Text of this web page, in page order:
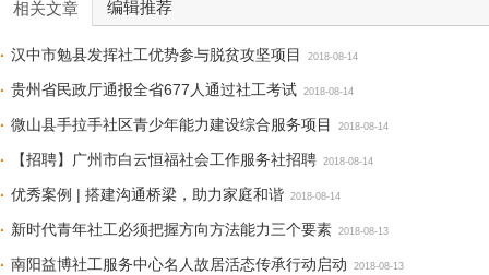
相关文章 编辑推荐
汉中市勉县发挥社工优势参与脱贫攻坚项目 2018-08-14
贵州省民政厅通报全省677人通过社工考试 2018-08-14
微山县手拉手社区青少年能力建设综合服务项目 2018-08-14
【招聘】广州市白云恒福社会工作服务社招聘 2018-08-14
优秀案例 | 搭建沟通桥梁，助力家庭和谐 2018-08-14
新时代青年社工必须把握方向方法能力三个要素 2018-08-13
南阳益博社工服务中心名人故居活态传承行动启动 2018-08-13